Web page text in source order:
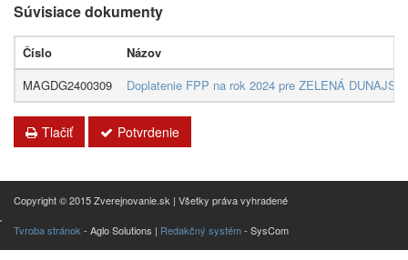
Súvisiace dokumenty
Číslo
Názov
MAGDG2400309
Doplatenie FPP na rok 2024 pre ZELENÁ
Tlačiť Potvrdenie
Copyright © 2015 Zverejnovanie.sk | Všetky práva vyhradené
Tvroba stránok - Aglo Solutions | Redakčný systém- SysCom